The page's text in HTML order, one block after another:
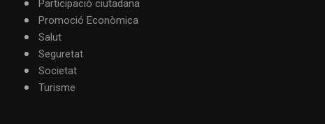
Participació ciutadana
Promoció Econòmica
Salut
Seguretat
Societat
Turisme